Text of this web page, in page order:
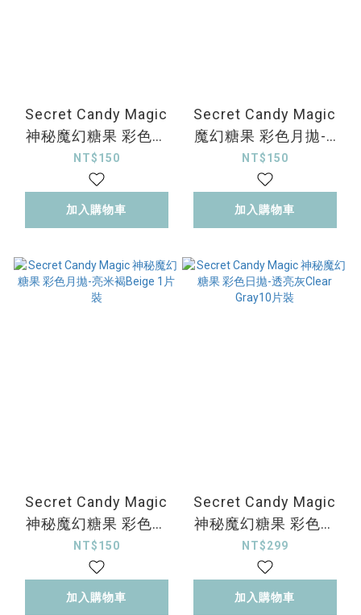
Secret Candy Magic
神秘魔幻糖果 彩色月
拋-迷棕灰Grege 1片裝
NT$150
加入購物車
Secret Candy Magic
魔幻糖果 彩色月拋-6
號棕NO.6 Brown 1片
裝
NT$150
加入購物車
Secret Candy Magic
神秘魔幻糖果 彩色月
拋-亮米褐Beige 1片裝
NT$150
加入購物車
Secret Candy Magic
神秘魔幻糖果 彩色日
拋-透亮灰Clear
Gray10片裝
NT$299
加入購物車